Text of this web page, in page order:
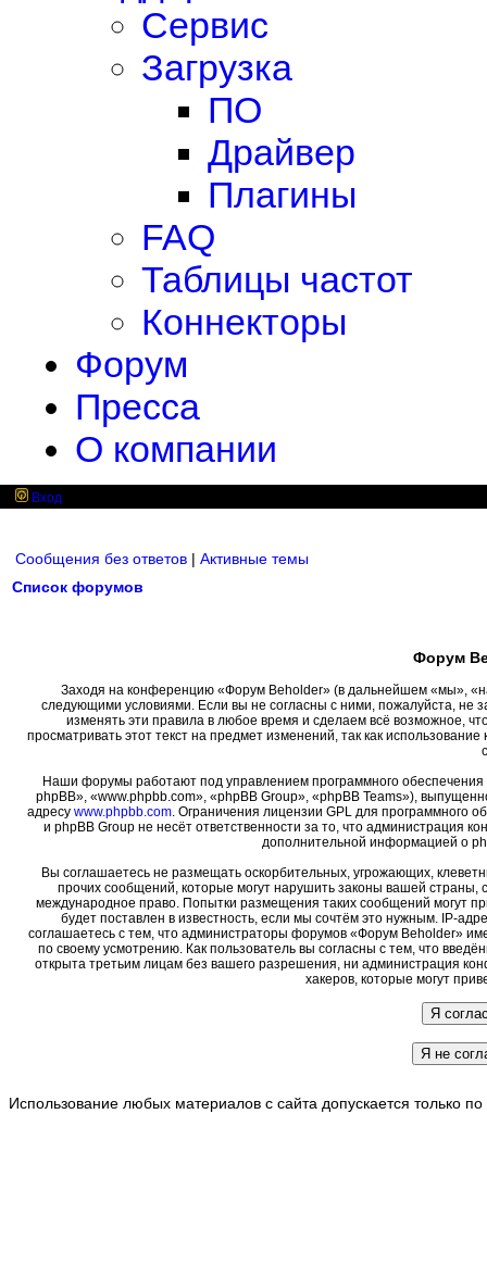
Сервис
Загрузка
ПО
Драйвер
Плагины
FAQ
Таблицы частот
Коннекторы
Форум
Пресса
О компании
Вход
Сообщения без ответов | Активные темы
Список форумов
Форум
Заходя на конференцию «Форум Beholder» (в дальнейшем «мы»,
следующими условиями. Если вы не согласны с ними, пожалуйста, не
изменять эти правила в любое время и сделаем всё возможное,
просматривать этот текст на предмет изменений, так как
Наши форумы работают под управлением программного
phpBB», «www.phpbb.com», «phpBB Group», «phpBB Teams»),
адресу www.phpbb.com. Ограничения лицензии GPL для программного
и phpBB Group не несёт ответственности за то, что администрация
дополнительной информацией о
Вы соглашаетесь не размещать оскорбительных, угрожающих,
прочих сообщений, которые могут нарушить законы вашей страны,
международное право. Попытки размещения таких сообщений могут
будет поставлен в известность, если мы сочтём это нужным. IP-
соглашаетесь с тем, что администраторы форумов «Форум Beholder»
по своему усмотрению. Как пользователь вы согласны с тем, что
открыта третьим лицам без вашего разрешения, ни администрация
хакеров, которые могут
Использование любых материалов с сайта допускается только